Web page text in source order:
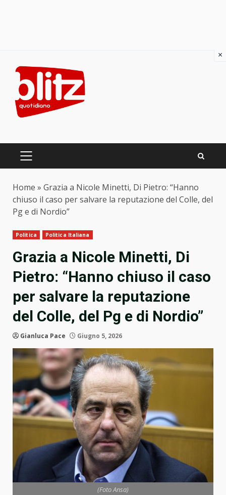
content
PRIMARY
Home » Grazia a Nicole Minetti, Di Pietro: “Hanno
chiuso il caso per salvare la reputazione del Colle, del
Pg e di Nordio”
Politica Politica Italiana
Grazia a Nicole Minetti, Di
Pietro: “Hanno chiuso il caso
per salvare la reputazione
del Colle, del Pg e di Nordio”
Gianluca Pace Giugno 5, 2026
(Foto Ansa)
×